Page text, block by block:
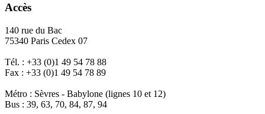
Accès
140 rue du Bac
75340 Paris Cedex 07
Tél. : +33 (0)1 49 54 78 88
Fax : +33 (0)1 49 54 78 89
Métro : Sèvres - Babylone (lignes 10 et 12)
Bus : 39, 63, 70, 84, 87, 94